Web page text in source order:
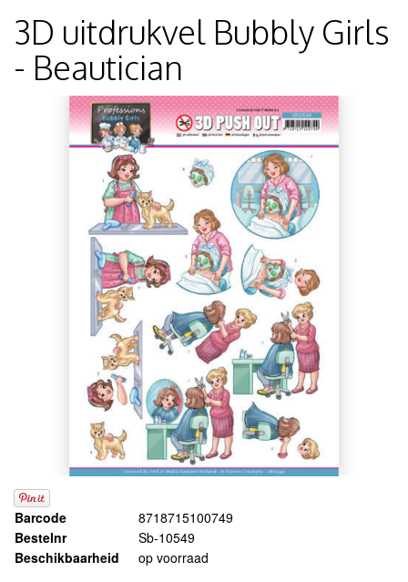
3D uitdrukvel Bubbly Girls
- Beautician
Barcode
8718715100749
Bestelnr
Sb-10549
Beschikbaarheid
op voorraad